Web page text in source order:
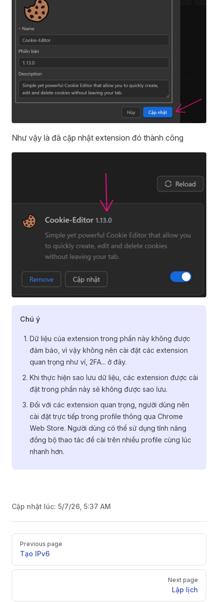
Như vậy là đã cập nhật extension đó thành công
Chú ý
Dữ liệu của extension trong phần này không được
đảm bảo, vì vậy không nên cài đặt các extension
quan trọng như ví, 2FA... ở đây.
Khi thực hiện sao lưu dữ liệu, các extension được cài
đặt trong phần này sẽ không được sao lưu.
Đối với các extension quan trọng, người dùng nên
cài đặt trực tiếp trong profile thông qua Chrome
Web Store. Người dùng có thể sử dụng tính năng
đồng bộ thao tác để cài trên nhiều profile cùng lúc
nhanh hơn.
Cập nhật lúc: 5/7/26, 5:37 AM
PagerPrevious page
Tạo IPv6
Next page
Lập lịch